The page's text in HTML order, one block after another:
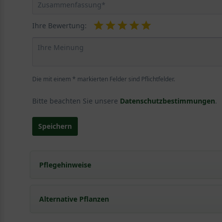
Ihre Bewertung:
Die mit einem * markierten Felder sind Pflichtfelder.
Bitte beachten Sie unsere Datenschutzbestimmungen.
Speichern
Pflegehinweise
Pflanz- und Pflegetipps Malus toringo / Zierapfel
Alternative Pflanzen